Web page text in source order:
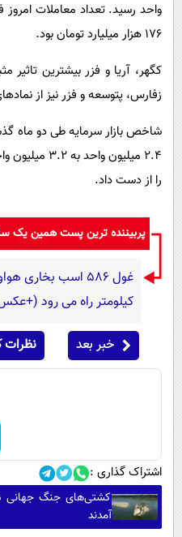
۱۷۶ هزار میلیارد تومان بود.
کگهر، آریا و فزر بیشترین
زفارس، پتوسعه و فزر نیز از
شاخص بازار سرمایه طی دو ماه
را از دست داد.
پربیننده ترین پست همین یک
کیلومتر راه می رود
خبر بعد نظرات
اشتراک گذاری :
کشتی‌های جنگ جهانی
آمدند